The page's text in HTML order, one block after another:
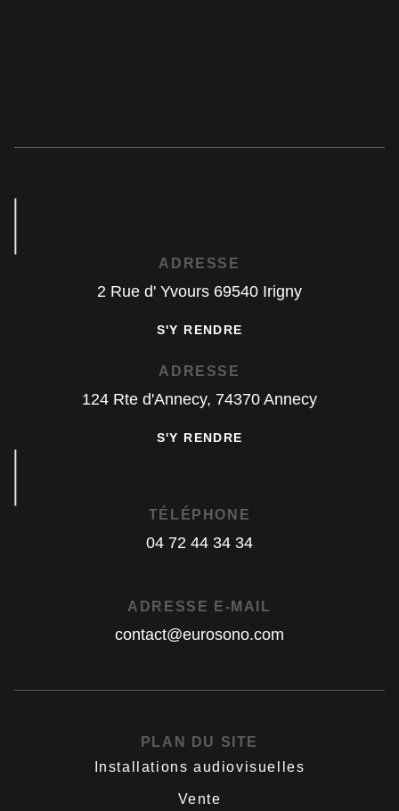
ADRESSE
2 Rue d' Yvours 69540 Irigny
S'Y RENDRE
ADRESSE
124 Rte d'Annecy, 74370 Annecy
S'Y RENDRE
TÉLÉPHONE
04 72 44 34 34
ADRESSE E-MAIL
contact@eurosono.com
PLAN DU SITE
Installations audiovisuelles
Vente